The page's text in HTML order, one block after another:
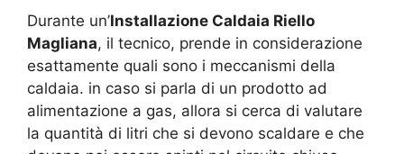
Durante un’Installazione Caldaia Riello
Magliana, il tecnico, prende in considerazione
esattamente quali sono i meccanismi della
caldaia. in caso si parla di un prodotto ad
alimentazione a gas, allora si cerca di valutare
la quantità di litri che si devono scaldare e che